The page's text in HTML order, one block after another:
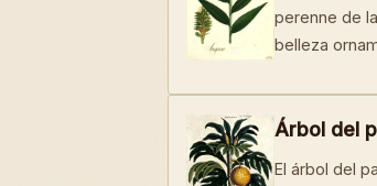
perenne de
belleza
Árbol del
El árbol del